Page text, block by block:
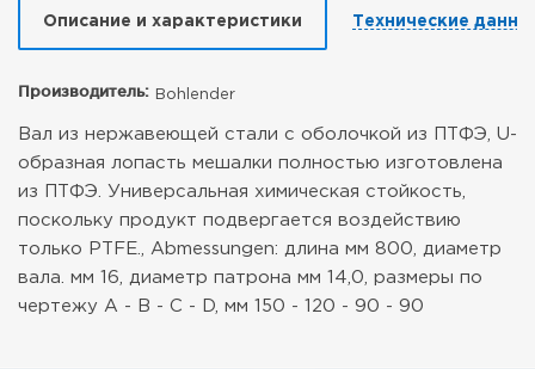
Описание и характеристики Технические
Производитель: Bohlender
Вал из нержавеющей стали с оболочкой из ПТФЭ, U-
образная лопасть мешалки полностью изготовлена
из ПТФЭ. Универсальная химическая стойкость,
поскольку продукт подвергается воздействию
только PTFE., Abmessungen: длина мм 800, диаметр
вала. мм 16, диаметр патрона мм 14,0, размеры по
чертежу A - B - C - D, мм 150 - 120 - 90 - 90